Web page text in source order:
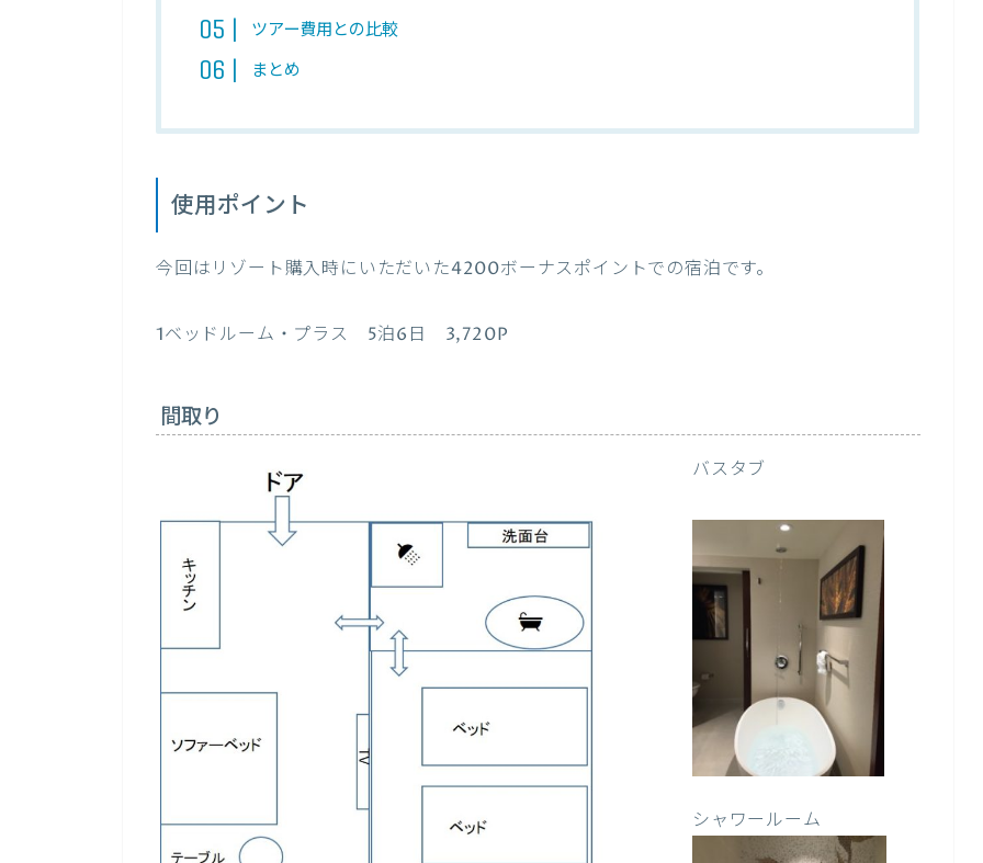
ツアー費用との比較
まとめ
使用ポイント
今回はリゾート購入時にいただいた4200ボーナスポイントでの宿泊です。
1ベッドルーム・プラス 5泊6日 3,720P
間取り
バスタブ
シャワールーム